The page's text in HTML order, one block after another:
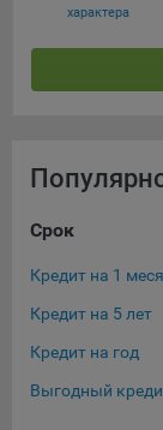
характера
Срок
Кредит на 1
Кредит на 5 лет
Кредит на год
Выгодный